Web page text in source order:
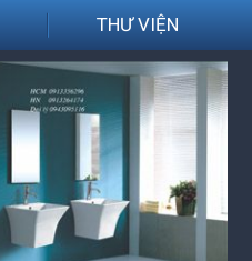
THƯ VIỆN